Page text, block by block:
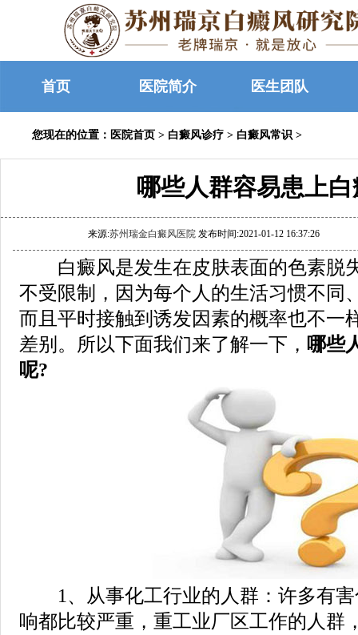
首页 医院简介 医生团队
您现在的位置： 医院首页 > 白癜风诊疗 > 白癜风常识 >
哪些人群容易患上
来源:苏州瑞金白癜风医院 发布时间:2021-01-12 16:37:26
白癜风是发生在皮肤表面的色素脱
不受限制，因为每个人的生活习惯不同
而且平时接触到诱发因素的概率也不一
差别。所以下面我们来了解一下， 哪些
呢?
1、从事化工行业的人群：许多有害
响都比较严重，重工业厂区工作的人群